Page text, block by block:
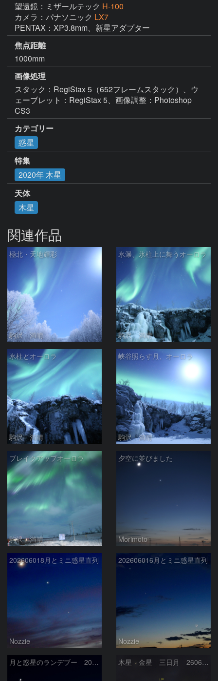
望遠鏡：ミザールテック H-100
カメラ：パナソニック LX7
PENTAX：XP3.8mm、新星アダプター
焦点距離
1000mm
画像処理
スタック：RegiStax 5（652フレームスタック）、ウ
ェーブレット：RegiStax 5、画像調整：Photoshop
CS3
カテゴリー
惑星
特集
2020年 木星
天体
木星
関連作品
極北・天地輝彩
駒沢 満晴
氷瀑、氷柱上に舞うオーロラ
駒沢 満晴
氷柱とオーロラ
駒沢 満晴
峡谷照らす月、オーロラ
駒沢 満晴
ブレイクアップオーロラ
駒沢 満晴
夕空に並びました
Morimoto
202606018月とミニ惑星直列
Nozzie
202606016月とミニ惑星直列
Nozzie
月と惑星のランデブー 2026/06/19 木星 金星 三日月 260618